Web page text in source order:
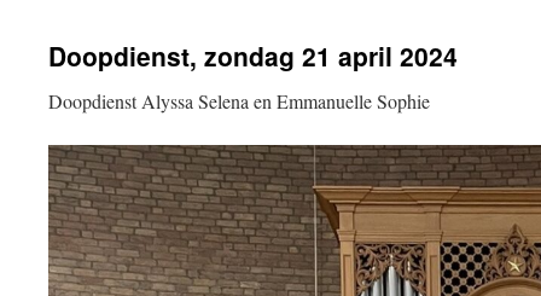
Doopdienst, zondag 21 april 2024
Doopdienst Alyssa Selena en Emmanuelle Sophie